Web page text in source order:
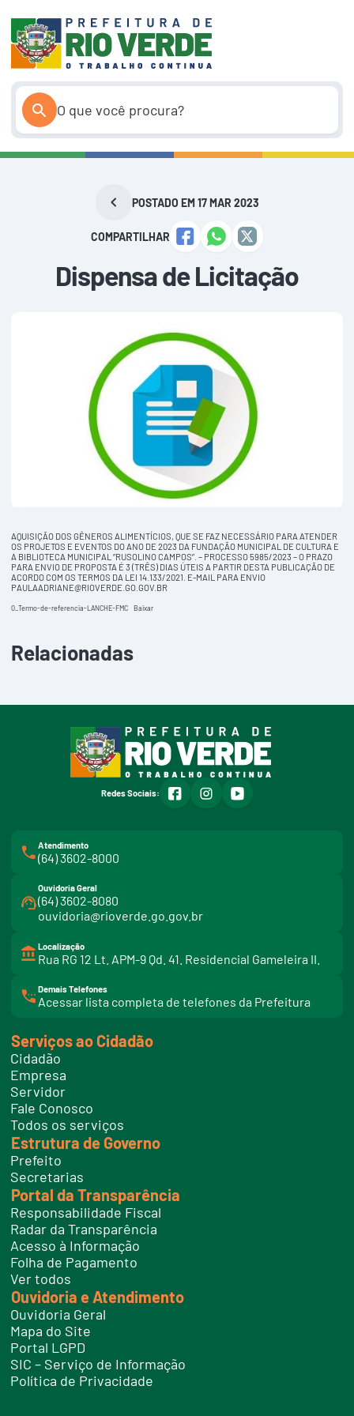
conteúdo
POSTADO EM 17 MAR 2023
COMPARTILHAR
Dispensa de Licitação
AQUISIÇÃO DOS GÊNEROS ALIMENTÍCIOS, QUE SE FAZ NECESSÁRIO PARA ATENDER
OS PROJETOS E EVENTOS DO ANO DE 2023 DA FUNDAÇÃO MUNICIPAL DE CULTURA E
A BIBLIOTECA MUNICIPAL “RUSOLINO CAMPOS”. – PROCESSO 5985/2023 – O PRAZO
PARA ENVIO DE PROPOSTA É 3 (TRÊS) DIAS ÚTEIS A PARTIR DESTA PUBLICAÇÃO DE
ACORDO COM OS TERMOS DA LEI 14.133/2021. E-MAIL PARA ENVIO
PAULAADRIANE@RIOVERDE.GO.GOV.BR
0_Termo-de-referencia-LANCHE-FMC Baixar
Relacionadas
Redes Sociais: facebookinstagramyoutube
Atendimento
(64) 3602-8000
Ouvidoria Geral
(64) 3602-8080
ouvidoria@rioverde.go.gov.br
Localização
Rua RG 12 Lt. APM-9 Qd. 41. Residencial Gameleira II.
Demais Telefones
Acessar lista completa de telefones da Prefeitura
i
t
e
l
f
o
e
s
Serviços ao Cidadão
Cidadão
Empresa
Servidor
Fale Conosco
Todos os serviços
Estrutura de Governo
Prefeito
Secretarias
Portal da Transparência
Responsabilidade Fiscal
Radar da Transparência
Acesso à Informação
Folha de Pagamento
Ver todos
Ouvidoria e Atendimento
Ouvidoria Geral
Mapa do Site
Portal LGPD
SIC – Serviço de Informação
Política de Privacidade